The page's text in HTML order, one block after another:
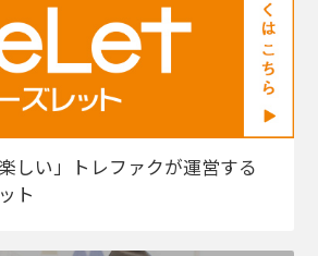
しい」トレファクが運営する
ト